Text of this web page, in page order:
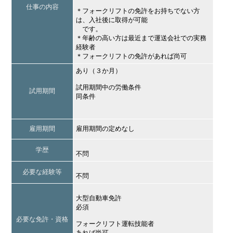
仕事の内容
＊フォークリフトの免許をお持ちでない方
は、入社後に取得が可能
です。
＊年齢の高い方は最近まで運送会社での実務
経験者
＊フォークリフトの免許があれば尚可
試用期間
あり（３か月）
試用期間中の労働条件
同条件
雇用期間 雇用期間の定めなし
学歴
不問
必要な経験等
不問
必要な免許・資格
大型自動車免許
必須
フォークリフト運転技能者